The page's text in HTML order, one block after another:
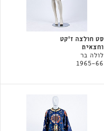
סט חולצה ז'קט
וחצאית
לולה בר
1965-66